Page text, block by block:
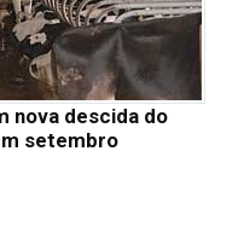
nova descida do
setembro